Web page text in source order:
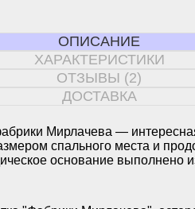
ОПИСАНИЕ
ХАРАКТЕРИСТИКИ
ОТЗЫВЫ (2)
ДОСТАВКА
Мирлачева —
спального места и
основание выполнено